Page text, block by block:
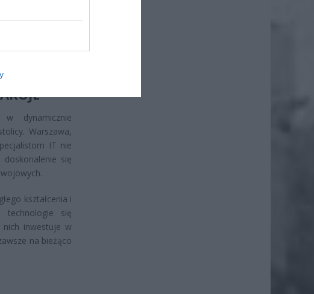
co daje unikalną
na dużą skalę.
korzystania z
to tylko
dynamicznie
Warszawa,
IT nie
się
kształcenia i
technologie się
inwestuje w
na bieżąco